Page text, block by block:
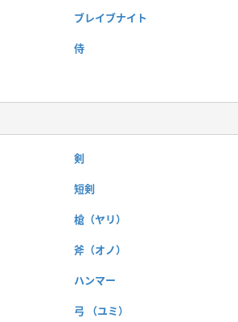
ブレイブナイト
侍
剣
短剣
槍（ヤリ）
斧（オノ）
ハンマー
弓 （ユミ）